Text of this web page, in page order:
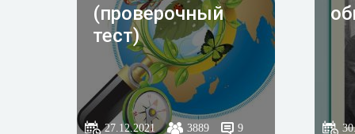
(проверочный
тест)
27.12.2021 3889 9